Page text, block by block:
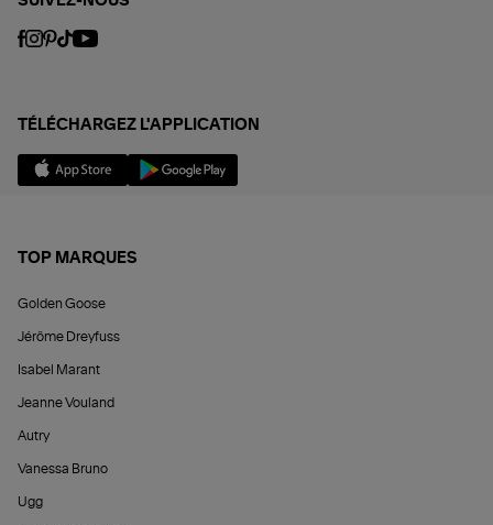
TÉLÉCHARGEZ L'APPLICATION
TOP MARQUES
Golden Goose
Jérôme Dreyfuss
Isabel Marant
Jeanne Vouland
Autry
Vanessa Bruno
Ugg